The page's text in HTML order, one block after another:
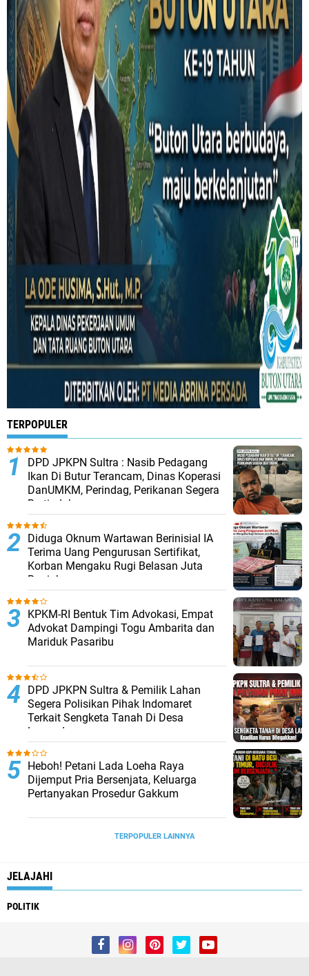
TERPOPULER
DPD JPKPN Sultra : Nasib Pedagang
Ikan Di Butur Terancam, Dinas Koperasi
DanUMKM, Perindag, Perikanan Segera
Bertindak
Diduga Oknum Wartawan Berinisial IA
Terima Uang Pengurusan Sertifikat,
Korban Mengaku Rugi Belasan Juta
Rupiah
KPKM-RI Bentuk Tim Advokasi, Empat
Advokat Dampingi Togu Ambarita dan
Mariduk Pasaribu
DPD JPKPN Sultra & Pemilik Lahan
Segera Polisikan Pihak Indomaret
Terkait Sengketa Tanah Di Desa
Lapandewa
Heboh! Petani Lada Loeha Raya
Dijemput Pria Bersenjata, Keluarga
Pertanyakan Prosedur Gakkum
TERPOPULER LAINNYA
JELAJAHI
POLITIK